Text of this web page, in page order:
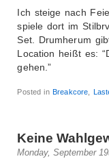
Ich steige nach
spiele dort im
Set. Drumherum
Location heißt es:
gehen.”
Posted inBreakcore
Keine
Monday, September